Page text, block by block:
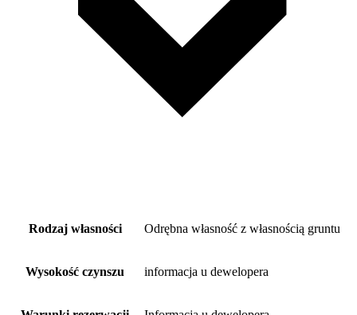
Rodzaj własności Odrębna własność z własnością gruntu
Wysokość czynszu informacja u dewelopera